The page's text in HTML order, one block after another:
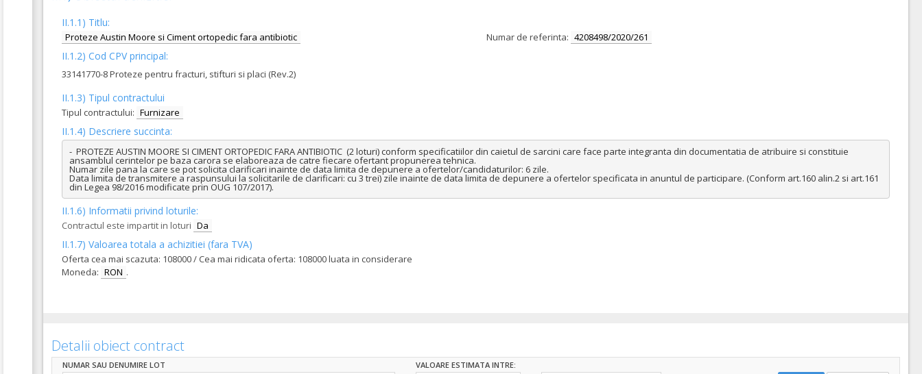
II.1.1) Titlu:
Proteze Austin Moore si Ciment ortopedic fara antibiotic Numar de referinta: 4208498/2020/261
II.1.2) Cod CPV principal:
33141770-8 Proteze pentru fracturi, stifturi si placi (Rev.2)
II.1.3) Tipul contractului
Tipul contractului: Furnizare
II.1.4) Descriere succinta:
-  PROTEZE AUSTIN MOORE SI CIMENT ORTOPEDIC FARA ANTIBIOTIC  (2 loturi) conform specificatiilor din caietul de sarcini care face parte integranta din documentatia de atribuire si constituie
ansamblul cerintelor pe baza carora se elaboreaza de catre fiecare ofertant propunerea tehnica.
Numar zile pana la care se pot solicita clarificari inainte de data limita de depunere a ofertelor/candidaturilor: 6 zile.
Data limita de transmitere a raspunsului la solicitarile de clarificari: cu 3 trei) zile inainte de data limita de depunere a ofertelor specificata in anuntul de participare. (Conform art.160 alin.2 si art.161
din Legea 98/2016 modificate prin OUG 107/2017).
II.1.6) Informatii privind loturile:
Contractul este impartit in loturi Da
II.1.7) Valoarea totala a achizitiei (fara TVA)
Oferta cea mai scazuta: 108000 / Cea mai ridicata oferta: 108000 luata in considerare
Moneda: RON .
Detalii obiect contract
NUMAR SAU DENUMIRE LOT VALOARE ESTIMATA INTRE: